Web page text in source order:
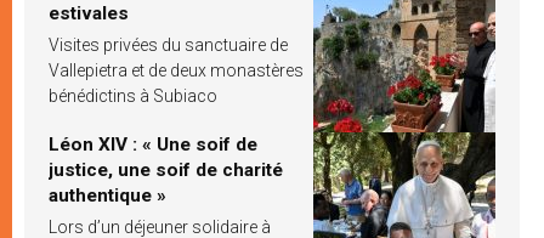
estivales
Visites privées du sanctuaire de
Vallepietra et de deux monastères
bénédictins à Subiaco
Léon XIV : « Une soif de
justice, une soif de charité
authentique »
Lors d’un déjeuner solidaire à